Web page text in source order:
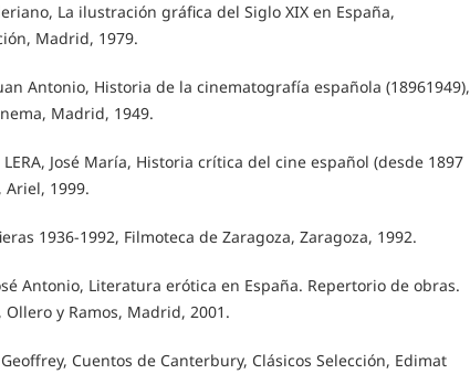
La ilustración gráfica del Siglo XIX en España,
Madrid, 1979.
Antonio, Historia de la cinematografía española (18961949),
Madrid, 1949.
LERA, José María, Historia crítica del cine español (desde 1897
Ariel, 1999.
1936-1992, Filmoteca de Zaragoza, Zaragoza, 1992.
Antonio, Literatura erótica en España. Repertorio de obras.
Ollero y Ramos, Madrid, 2001.
Geoffrey, Cuentos de Canterbury, Clásicos Selección, Edimat